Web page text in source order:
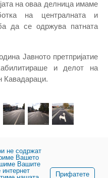
на оваа делница имаме
на централната и
да се одржува патната
Јавното претпријатие
и делот на
Кавадараци.
не содржат
Вашето
Вашите
Прифатете